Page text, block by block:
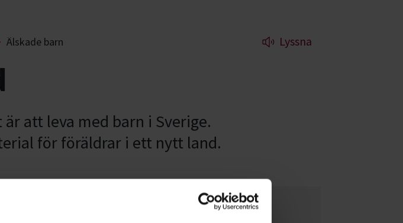
Älskade barn Lyssna
att leva med barn i Sverige.
för föräldrar i ett nytt land.
och
Älskade barn